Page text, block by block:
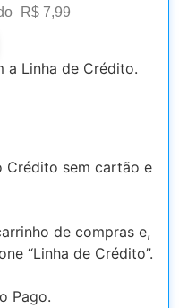
R$ 7,99
a Linha de Crédito.
Crédito sem cartão e
de compras e,
“Linha de Crédito”.
Pago.